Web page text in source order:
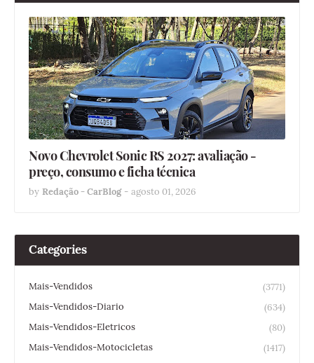
Novo Chevrolet Sonic RS 2027: avaliação -
preço, consumo e ficha técnica
by Redação - CarBlog - agosto 01, 2026
Categories
Mais-Vendidos
(3771)
Mais-Vendidos-Diario
(634)
Mais-Vendidos-Eletricos
(80)
Mais-Vendidos-Motocicletas
(1417)